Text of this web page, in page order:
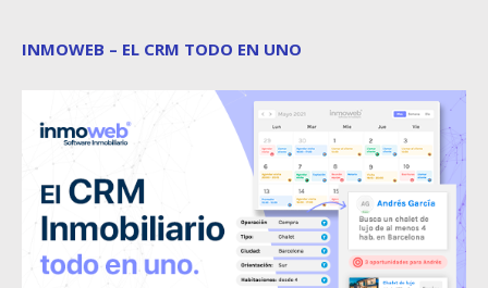
INMOWEB – EL CRM TODO EN UNO